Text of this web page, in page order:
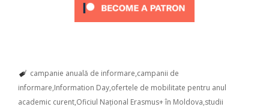
campanie anuală de informare campanii de
informare Information Day ofertele de mobilitate pentru anul
academic curent Oficiul Național Erasmus+ în Moldova studii